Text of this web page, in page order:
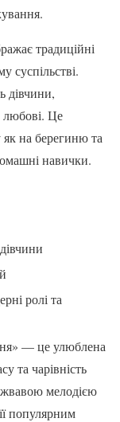
традиційні
суспільстві.
дівчини,
любові. Це
на берегиню та
навички.
ролі та
— це улюблена
та чарівність
жвавою мелодією
популярним